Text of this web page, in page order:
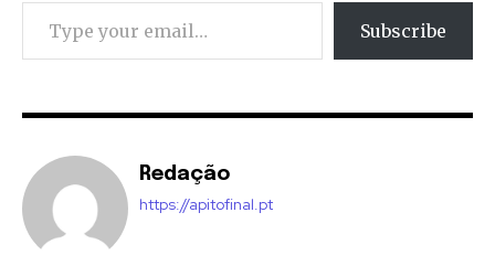
Subscribe
Redação
https://apitofinal.pt